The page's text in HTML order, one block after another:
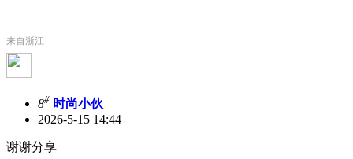
来自浙江
8# 时尚小伙
2026-5-15 14:44
谢谢分享